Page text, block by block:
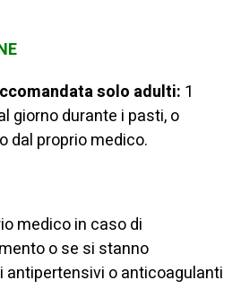
solo adulti: 1
giorno durante i pasti, o
dal proprio medico.
medico in caso di
o se si stanno
o anticoagulanti